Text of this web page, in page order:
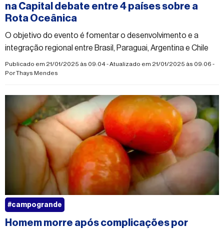
na Capital debate entre 4 países sobre a
Rota Oceânica
O objetivo do evento é fomentar o desenvolvimento e a
integração regional entre Brasil, Paraguai, Argentina e Chile
Publicado em 21/01/2025 às 09:04 - Atualizado em 21/01/2025 às 09:06 -
PorThays Mendes
Homem morre após complicações por
#campogrande